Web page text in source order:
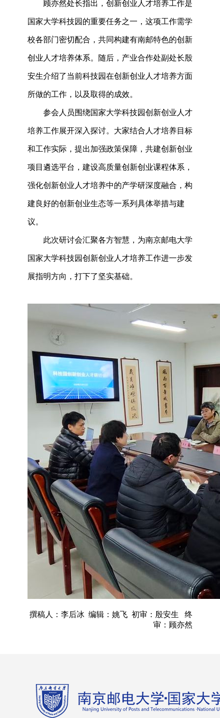
顾亦然处长指出， 创新创业人才培养工作是
国家大学科技园的重要任务之一，这项工作需学
校各部门密切配合 ， 共同构建有南邮特色的创新
创业人才培养体系。随后，产业合作处副处长殷
安生介绍了当前科技园在创新创业人才培养方面
所做的工作，以及取得的成效。
参会人员围绕国家大学科技园创新创业人才
培养工作展开深入探讨。大家结合人才培养目标
和工作实际，提出加强政策保障，共建创新创业
项目遴选平台，建设高质量创新创业课程体系，
强化创新创业人才培养中的产学研深度融合 ， 构
建良好的创新创业生态等一系列具体举措与建
议。
此次研讨会汇聚各方智慧，为南京邮电大学
国家大学科技园创新创业人才培养工作进一步发
展指明方向， 打下了坚实基础。
撰稿人：李后冰 编辑：姚飞 初审：殷安生
终
审：顾亦然